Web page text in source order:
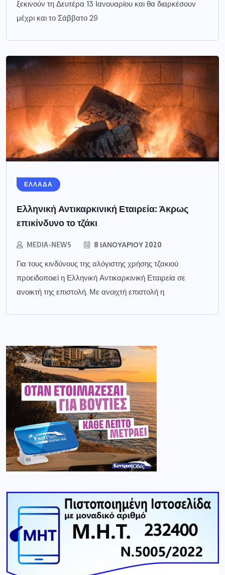
ξεκινούν τη Δευτέρα 13 Ιανουαρίου και θα διαρκέσουν
μέχρι και το Σάββατο 29
ΕΛΛΑΔΑ
Ελληνική Αντικαρκινική Εταιρεία: Άκρως
επικίνδυνο το τζάκι
MEDIA-NEWS 8 ΙΑΝΟΥΑΡΊΟΥ 2020
Για τους κινδύνους της αλόγιστης χρήσης τζακιού
προειδοποιεί η Ελληνική Αντικαρκινική Εταιρεία σε
ανοικτή της επιστολή. Με ανοιχτή επιστολή η